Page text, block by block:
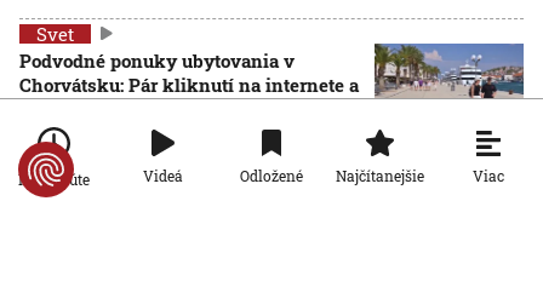
Svet
Podvodné ponuky ubytovania v
Chorvátsku: Pár kliknutí na internete a
8. 8. 2026, 10:51:49
Svet
Po minúte Videá Odložené Najčítanejšie Viac